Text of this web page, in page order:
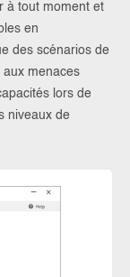
à tout moment et
en
des scénarios de
menaces
lors de
niveaux de